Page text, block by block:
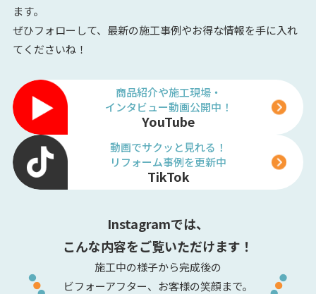
ます。
ぜひフォローして、最新の施工事例やお得な情報を手に入れ
てくださいね！
商品紹介や施工現場・
インタビュー動画公開中！
YouTube
動画でサクッと見れる！
リフォーム事例を更新中
TikTok
Instagramでは、
こんな内容をご覧いただけます！
施工中の様子から完成後の
ビフォーアフター、お客様の笑顔まで。